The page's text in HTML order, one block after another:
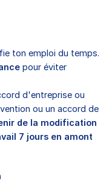
ton emploi du temps.
pour éviter
d'entreprise ou
ou un accord de
de la modification
7 jours en amont